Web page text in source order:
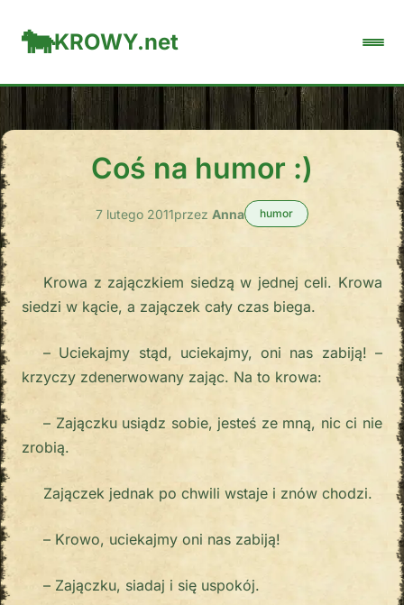
KROWY.net
Coś na humor :)
7 lutego 2011przez Anna humor
Krowa z zajączkiem siedzą w jednej celi. Krowa
siedzi w kącie, a zajączek cały czas biega.
– Uciekajmy stąd, uciekajmy, oni nas zabiją! –
krzyczy zdenerwowany zając. Na to krowa:
– Zajączku usiądz sobie, jesteś ze mną, nic ci nie
zrobią.
Zajączek jednak po chwili wstaje i znów chodzi.
– Krowo, uciekajmy oni nas zabiją!
– Zajączku, siadaj i się uspokój.